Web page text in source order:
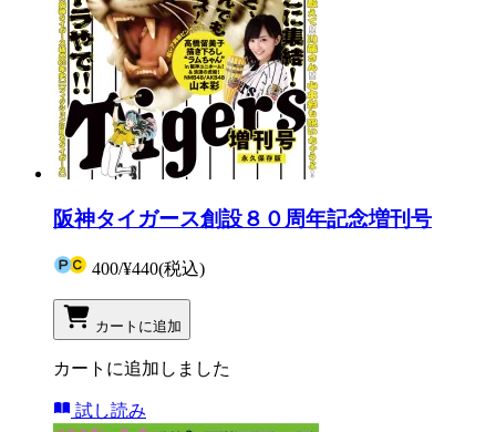
阪神タイガース創設８０周年記念増刊号
400/¥440(税込)
カートに追加
カートに追加しました
試し読み